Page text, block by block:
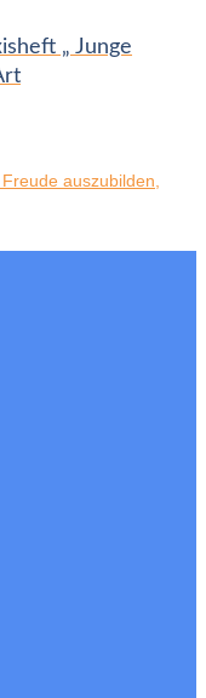
„ Junge
auszubilden,